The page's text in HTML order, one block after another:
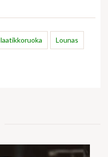
laatikkoruoka Lounas